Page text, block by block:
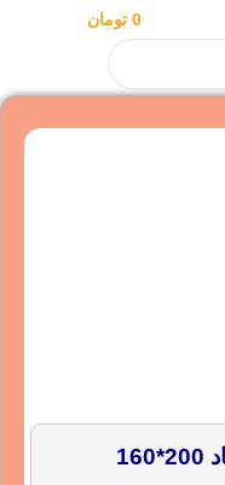
0 تومان
تشک اوشن مموری هتلی ابعاد 200*160